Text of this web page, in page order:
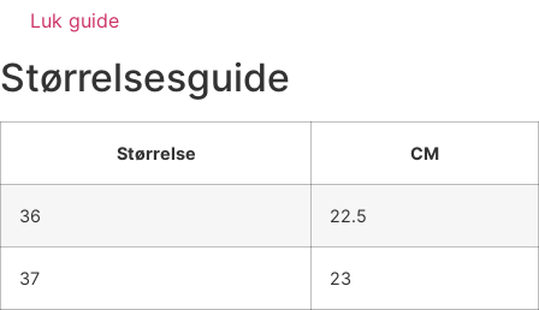
Luk guide
Størrelsesguide
Størrelse CM
36 22.5
37 23